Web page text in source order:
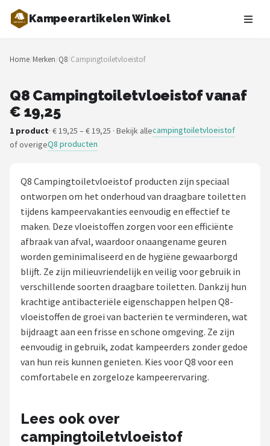
Kampeerartikelen Winkel
Zoeken
NAVIGATIE
Merken
Blog
Slaapzakken
Slaapmatten
Koelboxen
Shop
POPULAIRE MERKEN
Intex
KOEL
Camp
Home/Merken/Q8/Campingtoiletvloeistof
Q8 Campingtoiletvloeistof vanaf
€ 19,25
1 product· € 19,25 – € 19,25 · Bekijk allecampingtoiletvloeistof
of overigeQ8 producten
Q8 Campingtoiletvloeistof producten zijn speciaal
ontworpen om het onderhoud van draagbare toiletten
tijdens kampeervakanties eenvoudig en effectief te
maken. Deze vloeistoffen zorgen voor een efficiënte
afbraak van afval, waardoor onaangename geuren
worden geminimaliseerd en de hygiëne gewaarborgd
blijft. Ze zijn milieuvriendelijk en veilig voor gebruik in
verschillende soorten draagbare toiletten. Dankzij hun
krachtige antibacteriële eigenschappen helpen Q8-
vloeistoffen de groei van bacteriën te verminderen, wat
bijdraagt aan een frisse en schone omgeving. Ze zijn
eenvoudig in gebruik, zodat kampeerders zonder gedoe
van hun reis kunnen genieten. Kies voor Q8 voor een
comfortabele en zorgeloze kampeerervaring.
Lees ook over
campingtoiletvloeistof